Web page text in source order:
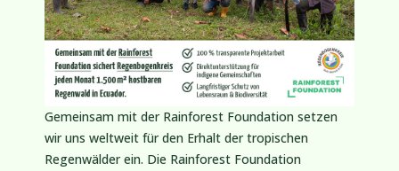
Gemeinsam mit der Rainforest Foundation setzen
wir uns weltweit für den Erhalt der tropischen
Regenwälder ein. Die Rainforest Foundation